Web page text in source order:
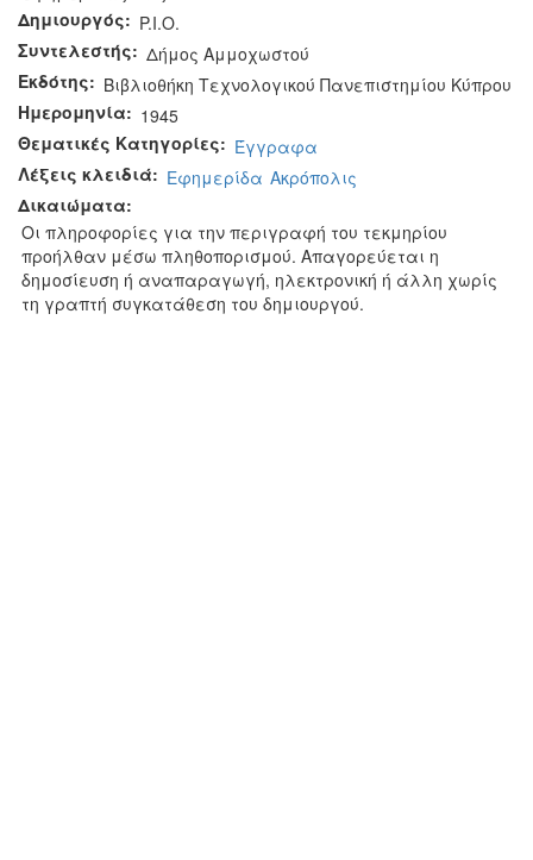
Δημιουργός: P.I.O.
Συντελεστής: Δήμος Αμμοχωστού
Εκδότης: Βιβλιοθήκη Τεχνολογικού Πανεπιστημίου Κύπρου
Ημερομηνία: 1945
Θεματικές Κατηγορίες: Έγγραφα
Λέξεις κλειδιά: Εφημερίδα Ακρόπολις
Δικαιώματα:
Οι πληροφορίες για την περιγραφή του τεκμηρίου
προήλθαν μέσω πληθοπορισμού. Απαγορεύεται η
δημοσίευση ή αναπαραγωγή, ηλεκτρονική ή άλλη χωρίς
τη γραπτή συγκατάθεση του δημιουργού.